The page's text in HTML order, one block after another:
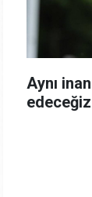
Aynı
edeceğiz